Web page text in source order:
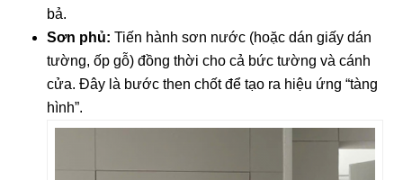
bả.
Sơn phủ: Tiến hành sơn nước (hoặc dán giấy dán
tường, ốp gỗ) đồng thời cho cả bức tường và cánh
cửa. Đây là bước then chốt để tạo ra hiệu ứng “tàng
hình”.